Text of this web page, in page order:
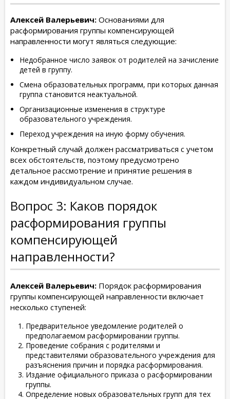
Алексей Валерьевич: Основаниями для
расформирования группы компенсирующей
направленности могут являться следующие:
Недобранное число заявок от родителей на зачисление
детей в группу.
Смена образовательных программ, при которых данная
группа становится неактуальной.
Организационные изменения в структуре
образовательного учреждения.
Переход учреждения на иную форму обучения.
Конкретный случай должен рассматриваться с учетом
всех обстоятельств, поэтому предусмотрено
детальное рассмотрение и принятие решения в
каждом индивидуальном случае.
Вопрос 3: Каков порядок
расформирования группы
компенсирующей
направленности?
Алексей Валерьевич: Порядок расформирования
группы компенсирующей направленности включает
несколько ступеней:
Предварительное уведомление родителей о
предполагаемом расформировании группы.
Проведение собрания с родителями и
представителями образовательного учреждения для
разъяснения причин и порядка расформирования.
Издание официального приказа о расформировании
группы.
Определение новых образовательных групп для тех